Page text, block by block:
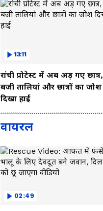
13:11
रांची प्रोटेस्ट में अब अड़ गए छात्र,
बजी तालियां और छात्रों का जोश
दिखा हाई
वायरल
02:49